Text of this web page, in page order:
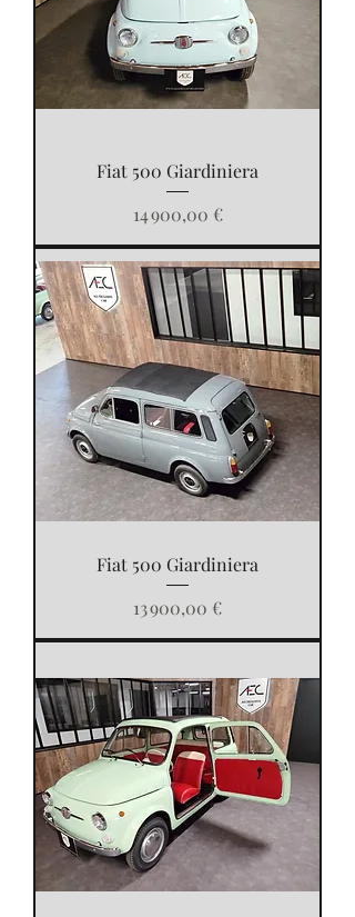
Fiat 500 Giardiniera
Prix
14 900,00 €
Fiat 500 Giardiniera
Prix
13 900,00 €